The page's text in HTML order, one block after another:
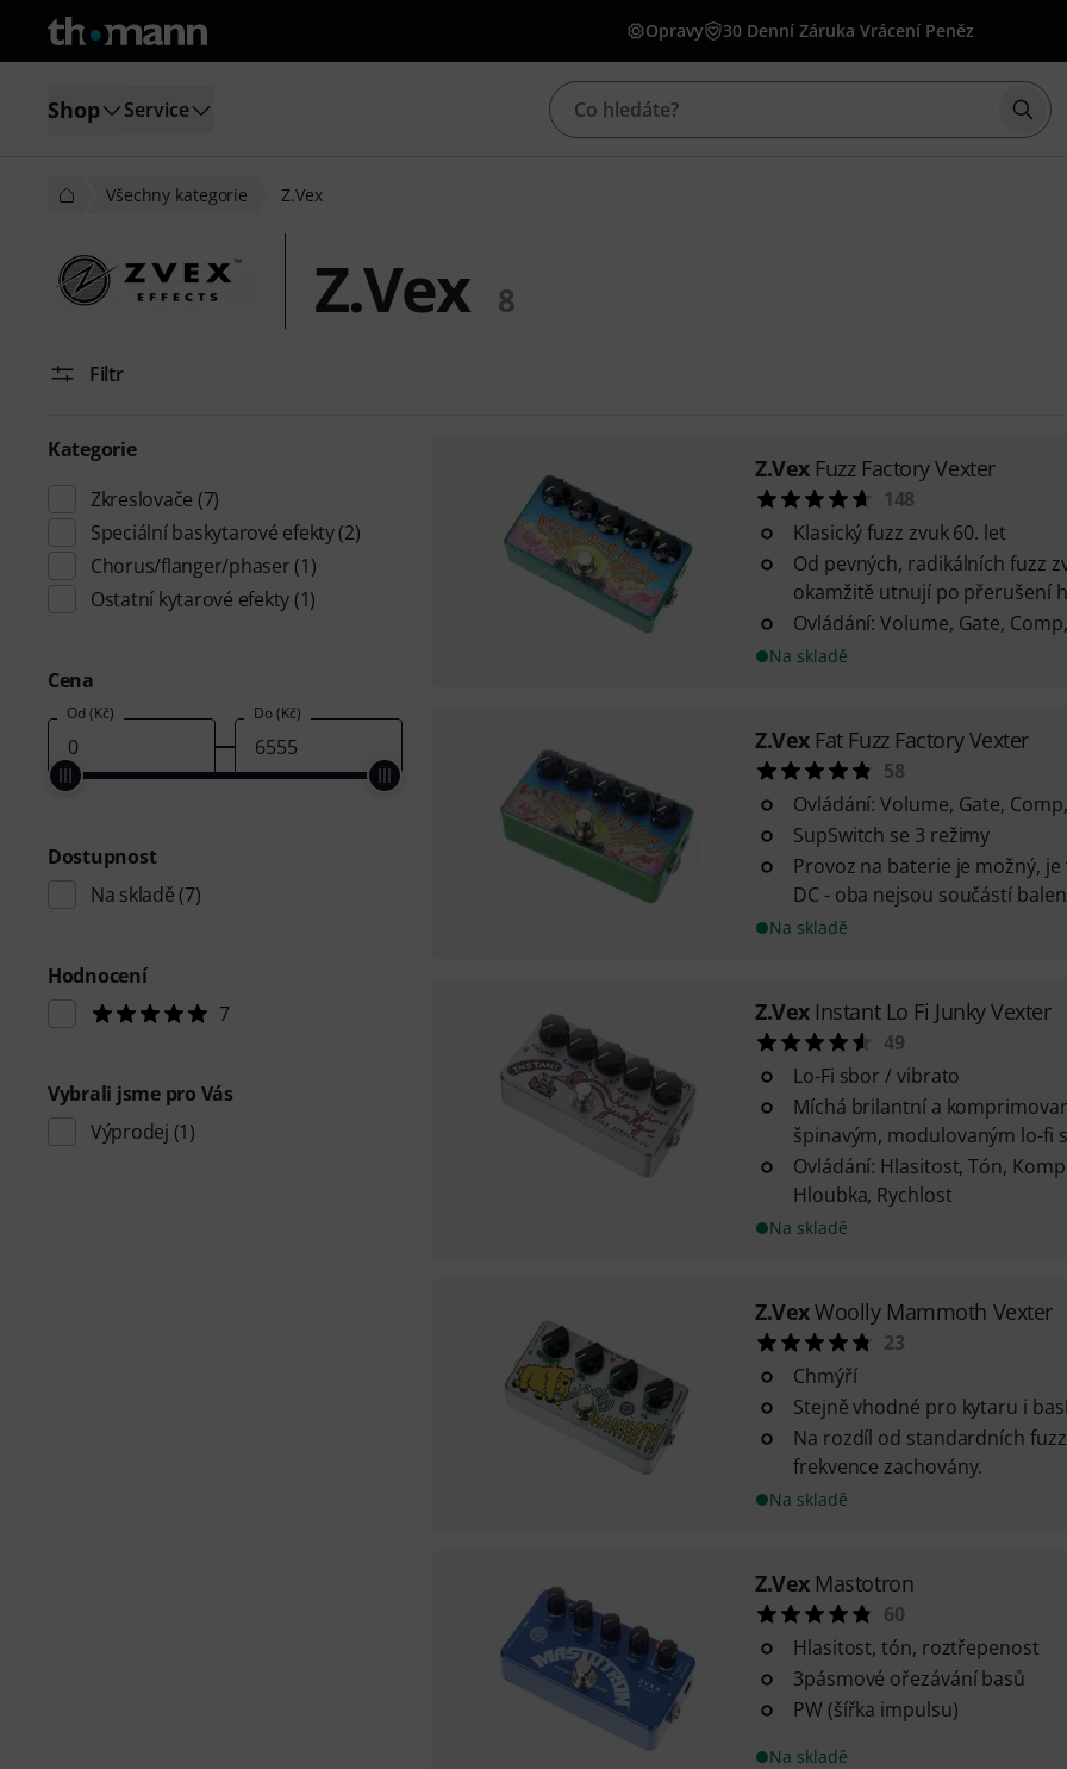
Opravy 30 Denní Záruka Vrácení Peněz
Shop Service
Všechny kategorie Z.Vex
Z.Vex 8
Filtr
Kategorie
Zkreslovače (7)
Speciální baskytarové efekty(2)
Chorus/flanger/phaser (1)
Ostatní kytarové efekty (1)
Cena
Od (Kč) Do (Kč)
Dostupnost
Na skladě (7)
Hodnocení
7
Vybrali jsme pro Vás
Výprodej (1)
Z.Vex Fuzz Factory Vexter
148
Klasický fuzz zvuk 60. let
Od pevných, radikálních fuzz
okamžitě utnují po přerušení
Ovládání: Volume, Gate,
Na skladě
Z.Vex Fat Fuzz Factory Vexter
58
Ovládání: Volume, Gate,
SupSwitch se 3 režimy
Provoz na baterie je možný,
DC - oba nejsou součástí
Na skladě
Z.Vex Instant Lo Fi Junky Vexter
49
Lo-Fi sbor / vibrato
Míchá brilantní a
špinavým, modulovaným lo-fi
Ovládání: Hlasitost, Tón,
Hloubka, Rychlost
Na skladě
Z.VexWoolly Mammoth Vexter
23
Chmýří
Stejně vhodné pro kytaru i
Na rozdíl od standardních
frekvence zachovány.
Na skladě
Z.Vex Mastotron
60
Hlasitost, tón, roztřepenost
3pásmové ořezávání basů
PW (šířka impulsu)
Na skladě